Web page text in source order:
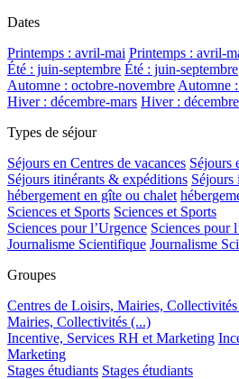
Dates
Printemps : avril-mai Printemps : avril-
Été : juin-septembre Été : juin-septembre
Automne : octobre-novembre Automne
Hiver : décembre-mars Hiver :
Types de séjour
Séjours en Centres de vacances Séjours
Séjours itinérants & expéditions Séjours
hébergement en gîte ou chalet
Sciences et Sports Sciences et Sports
Sciences pour l’Urgence Sciences pour
Journalisme Scientifique Journalisme
Groupes
Centres de Loisirs, Mairies,
Mairies, Collectivités (...)
Incentive, Services RH et Marketing
Marketing
Stages étudiants Stages étudiants